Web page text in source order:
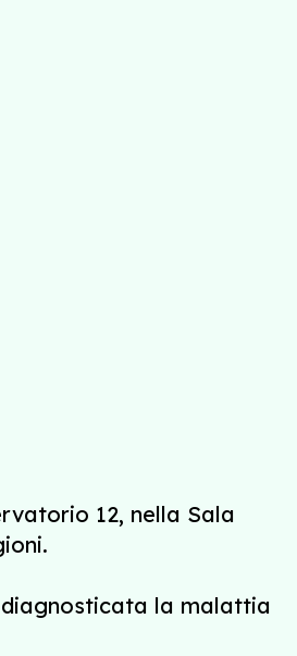
12, nella Sala
diagnosticata la malattia